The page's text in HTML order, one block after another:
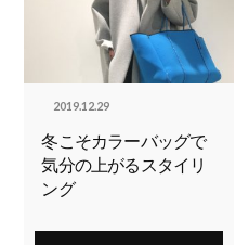
2019.12.29
冬こそカラーバッグで
気分の上がるスタイリ
ング